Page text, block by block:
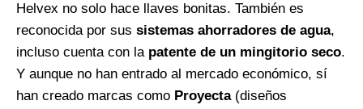
Helvex no solo hace llaves bonitas. También es
reconocida por sus sistemas ahorradores de agua,
incluso cuenta con la patente de un mingitorio seco.
Y aunque no han entrado al mercado económico, sí
han creado marcas como Proyecta(diseños